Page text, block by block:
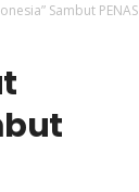
Sambut PENAS